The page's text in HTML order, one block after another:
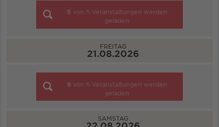
5 von 5 Veranstaltungen werden
geladen
FREITAG
21.08.2026
6 von 6 Veranstaltungen werden
geladen
SAMSTAG